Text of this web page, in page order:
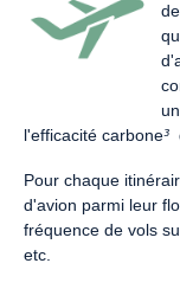
l'efficacité carbone³
Pour chaque
d'avion parmi leur
fréquence de vols
etc.